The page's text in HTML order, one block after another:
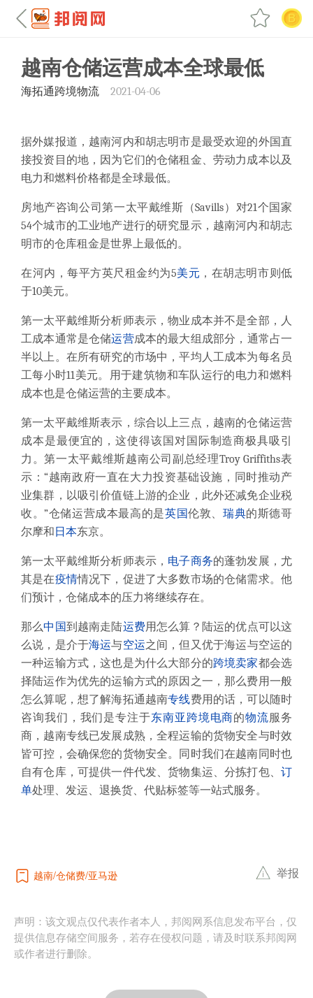
越南仓储运营成本全球最低
海拓通跨境物流 2021-04-06
据外媒报道，越南河内和胡志明市是最受欢迎的外国直
接投资目的地，因为它们的仓储租金、劳动力成本以及
电力和燃料价格都是全球最低。
房地产咨询公司第一太平戴维斯（Savills）对21个国家
54个城市的工业地产进行的研究显示，越南河内和胡志
明市的仓库租金是世界上最低的。
在河内，每平方英尺租金约为5美元 ，在胡志明市则低
于10美元。
第一太平戴维斯分析师表示，物业成本并不是全部，人
工成本通常是仓储运营成本的最大组成部分，通常占一
半以上。在所有研究的市场中，平均人工成本为每名员
工每小时11美元。用于建筑物和车队运行的电力和燃料
成本也是仓储运营的主要成本。
第一太平戴维斯表示，综合以上三点，越南的仓储运营
成本是最便宜的，这使得该国对国际制造商极具吸引
力。第一太平戴维斯越南公司副总经理Troy Griffiths表
示：“越南政府一直在大力投资基础设施，同时推动产
业集群，以吸引价值链上游的企业，此外还减免企业税
收。”仓储运营成本最高的是英国伦敦、 瑞典的斯德哥
尔摩和 日本东京。
第一太平戴维斯分析师表示， 电子商务的蓬勃发展，尤
其是在疫情情况下，促进了大多数市场的仓储需求。他
们预计，仓储成本的压力将继续存在。
那么中国到越南走陆运费用怎么算？陆运的优点可以这
么说，是介于海运与空运之间，但又优于海运与空运的
一种运输方式，这也是为什么大部分的跨境卖家都会选
择陆运作为优先的运输方式的原因之一，那么费用一般
怎么算呢，想了解海拓通越南专线费用的话，可以随时
咨询我们，我们是专注于东南亚 跨境电商的物流服务
商，越南专线已发展成熟，全程运输的货物安全与时效
皆可控，会确保您的货物安全。同时我们在越南同时也
自有仓库，可提供一件代发、货物集运、分拣打包、 订
单处理、发运、退换货、代贴标签等一站式服务。
越南 仓储费 亚马逊 举报
声明：该文观点仅代表作者本人，邦阅网系信息发布平台，仅
提供信息存储空间服务，若存在侵权问题，请及时联系邦阅网
或作者进行删除。